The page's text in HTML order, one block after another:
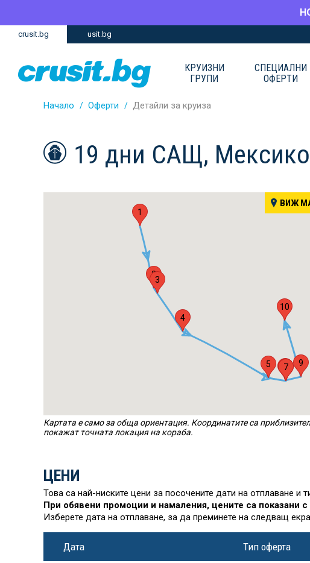
Премини
съдържание
Премини
crusit.bg usit.bg
КРУИЗНИ
ГРУПИ
СПЕЦИАЛНИ
ОФЕРТИ
Начало Оферти Детайли за круиза
19 дни САЩ,
1
2
3
4
5 6
7
8 9
10
ВИЖ
Картата е само за обща ориентация. Координатите са
покажат точната локация на кораба.
ЦЕНИ
Това са най-ниските цени за посочените дати на отплаване и
При обявени промоции и намаления, цените са показани с
Изберете дата на отплаване, за да преминете на следващ
Дата Тип оферта